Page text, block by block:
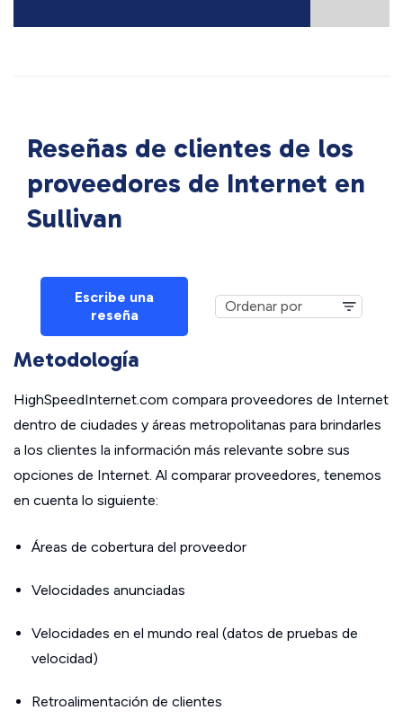
Reseñas de clientes de los
proveedores de Internet en
Sullivan
Escribe una
reseña
Metodología
HighSpeedInternet.com compara proveedores de Internet
dentro de ciudades y áreas metropolitanas para brindarles
a los clientes la información más relevante sobre sus
opciones de Internet. Al comparar proveedores, tenemos
en cuenta lo siguiente:
Áreas de cobertura del proveedor
Velocidades anunciadas
Velocidades en el mundo real (datos de pruebas de
velocidad)
Retroalimentación de clientes